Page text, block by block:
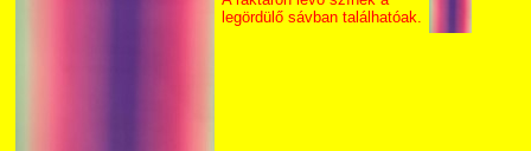
legördülő sávban találhatóak.